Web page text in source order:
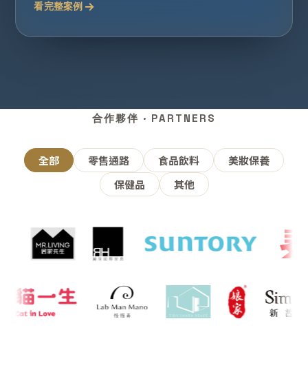
看完整案例
合作夥伴 · PARTNERS
全部 零售通路 食品飲料
美妝保養
保健品
其他